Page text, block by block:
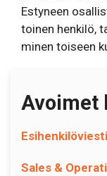
Estyneen
toinen henkilö,
minen toiseen
Avoimet
Sales &